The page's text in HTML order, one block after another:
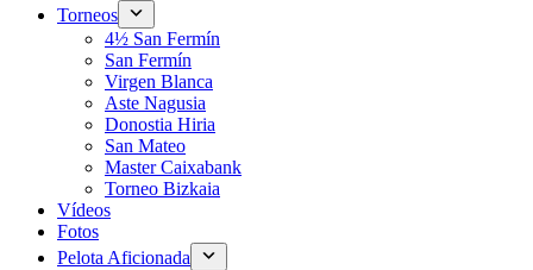
Torneos
4½ San Fermín
San Fermín
Virgen Blanca
Aste Nagusia
Donostia Hiria
San Mateo
Master Caixabank
Torneo Bizkaia
Vídeos
Fotos
Pelota Aficionada